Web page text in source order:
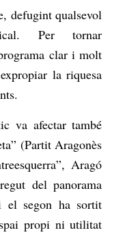
defugint qualsevol
Per tornar
clar i molt
la riquesa
va afectar també
(Partit Aragonès
Aragó
del panorama
el segon ha sortit
propi ni utilitat